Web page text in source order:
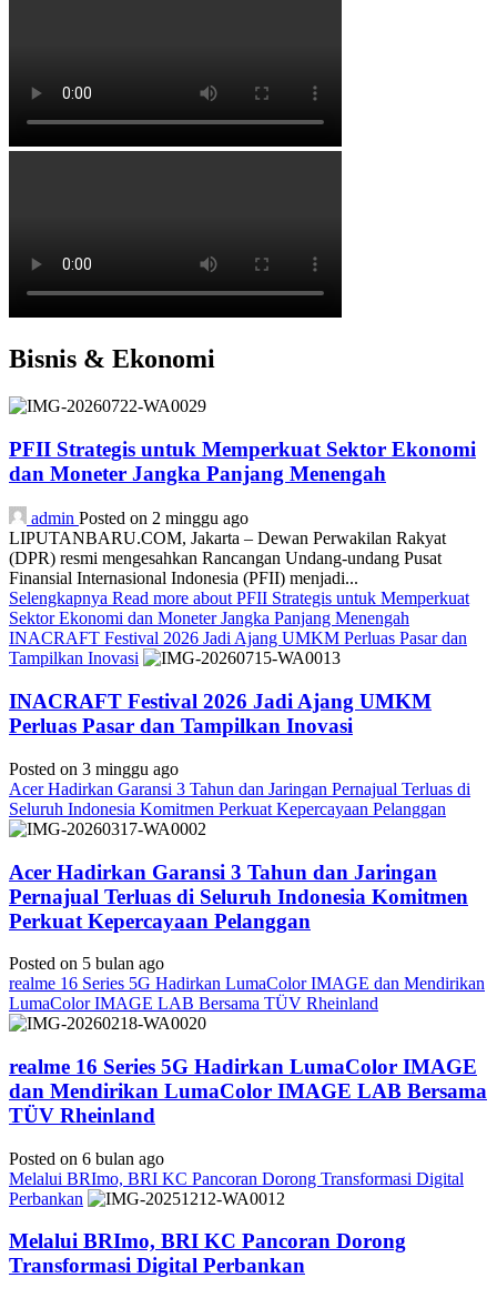
Bisnis & Ekonomi
PFII Strategis untuk Memperkuat Sektor Ekonomi
dan Moneter Jangka Panjang Menengah
admin Posted on 2 minggu ago
LIPUTANBARU.COM, Jakarta – Dewan Perwakilan Rakyat
(DPR) resmi mengesahkan Rancangan Undang-undang Pusat
Finansial Internasional Indonesia (PFII) menjadi...
Selengkapnya Read more about PFII Strategis untuk Memperkuat
Sektor Ekonomi dan Moneter Jangka Panjang Menengah
INACRAFT Festival 2026 Jadi Ajang UMKM Perluas Pasar dan
Tampilkan Inovasi
INACRAFT Festival 2026 Jadi Ajang UMKM
Perluas Pasar dan Tampilkan Inovasi
Posted on 3 minggu ago
Acer Hadirkan Garansi 3 Tahun dan Jaringan Pernajual Terluas di
Seluruh Indonesia Komitmen Perkuat Kepercayaan Pelanggan
Acer Hadirkan Garansi 3 Tahun dan Jaringan
Pernajual Terluas di Seluruh Indonesia Komitmen
Perkuat Kepercayaan Pelanggan
Posted on 5 bulan ago
realme 16 Series 5G Hadirkan LumaColor IMAGE dan Mendirikan
LumaColor IMAGE LAB Bersama TÜV Rheinland
realme 16 Series 5G Hadirkan LumaColor IMAGE
dan Mendirikan LumaColor IMAGE LAB Bersama
TÜV Rheinland
Posted on 6 bulan ago
Melalui BRImo, BRI KC Pancoran Dorong Transformasi Digital
Perbankan
Melalui BRImo, BRI KC Pancoran Dorong
Transformasi Digital Perbankan